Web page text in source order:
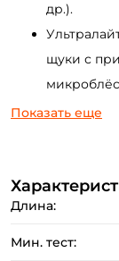
др.).
щуки с
Охота за
Бланк
выбор
Показать еще
Длина:
Мин. тест: